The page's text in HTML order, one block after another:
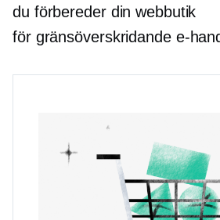
du förbereder din webbutik
för gränsöverskridandee-